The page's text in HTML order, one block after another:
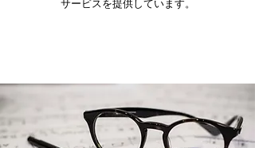
サービスを提供しています。